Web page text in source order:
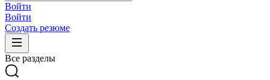
Войти
Войти
Создать резюме
Все разделы